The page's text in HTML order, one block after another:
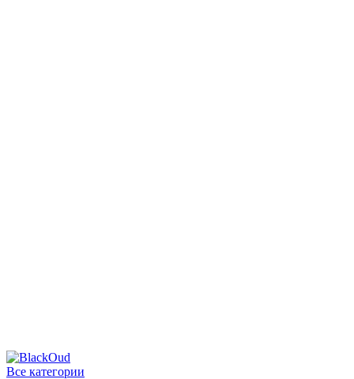
Все категории